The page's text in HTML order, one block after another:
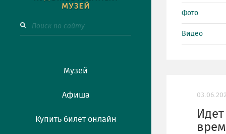
Музей
Афиша
Купить билет онлайн
Фото
Видео